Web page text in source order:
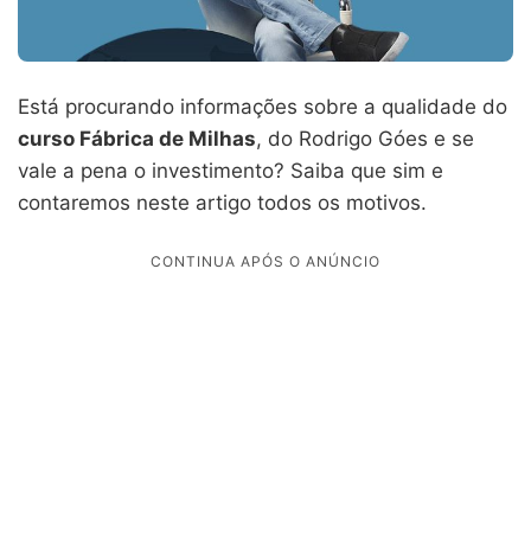
Está procurando informações sobre a qualidade do
curso Fábrica de Milhas, do Rodrigo Góes e se
vale a pena o investimento? Saiba que sim e
contaremos neste artigo todos os motivos.